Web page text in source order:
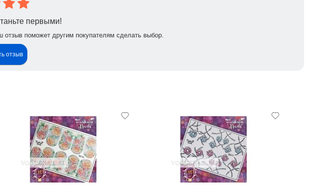
первыми!
поможет другим покупателям сделать выбор.
отзыв